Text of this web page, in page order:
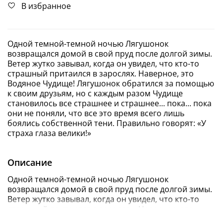
В избранное
Одной темной-темной ночью Лягушонок
возвращался домой в свой пруд после долгой зимы.
Ветер жутко завывал, когда он увидел, что кто-то
страшный притаился в зарослях. Наверное, это
Водяное Чудище! Лягушонок обратился за помощью
к своим друзьям, но с каждым разом Чудище
становилось все страшнее и страшнее... пока... пока
они не поняли, что все это время всего лишь
боялись собственной тени. Правильно говорят: «У
страха глаза велики!»
Описание
Одной темной-темной ночью Лягушонок
возвращался домой в свой пруд после долгой зимы.
Ветер жутко завывал, когда он увидел, что кто-то
страшный притаился в зарослях. Наверное, это